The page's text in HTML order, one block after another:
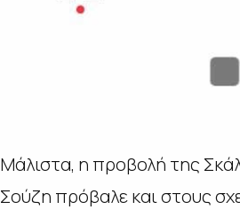
Μάλιστα, η προβολή της
Σούζη πρόβαλε και στους